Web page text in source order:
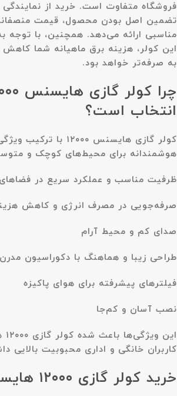
فروشگاه متفاوت است. خرید از نمایندگی
تضمین اصل بودن محصول، قیمت
مناسبی ارائه می‌دهد. همچنین، با توجه
این کولر، هزینه برق ماهیانه شما
به صرفه‌تر خواهد بود.
انتخاب است؟
کولر گازی هایسنس ۱۲۰۰۰
هوشمندانه برای محیط‌های کوچک و
ظرفیت مناسب و عملکرد سریع در
صرفه‌جویی در مصرف انرژی و کاهش
صدای کم و محیط آرام
طراحی زیبا و هماهنگ با دکوراسیون مدرن
فیلترهای پیشرفته برای هوای پاکیزه
نصب آسان و کم‌جا
کاربران خانگی و اداری محبوبیت بالایی
خرید کولر گازی ۱۲۰۰۰ هایسنس